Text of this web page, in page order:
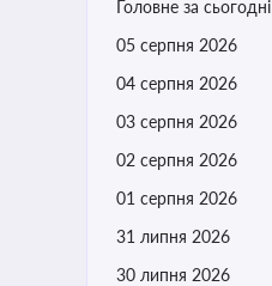
Головне за сьогодні
05 серпня 2026
04 серпня 2026
03 серпня 2026
02 серпня 2026
01 серпня 2026
31 липня 2026
30 липня 2026